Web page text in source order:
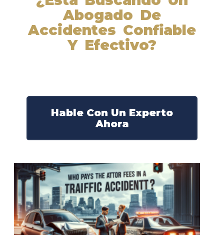
Abogado De
Accidentes Confiable
Y Efectivo?
Hable Con Un Experto
Ahora